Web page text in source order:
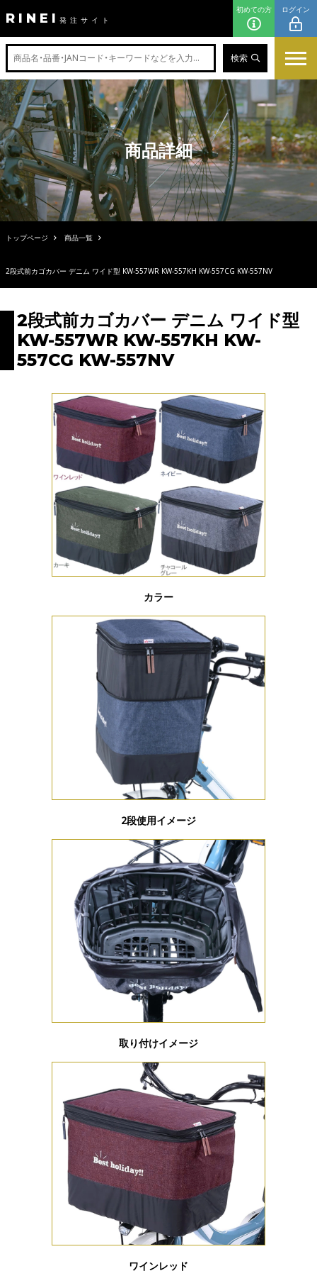
RINEI 発注サイト
初めての方 ログイン
検索
商品詳細
トップページ 商品一覧
2段式前カゴカバー デニム ワイド型 KW-557WR KW-557KH KW-557CG KW-557NV
2段式前カゴカバー デニム ワイド型
KW-557WR KW-557KH KW-
557CG KW-557NV
カラー
2段使用イメージ
取り付けイメージ
ワインレッド